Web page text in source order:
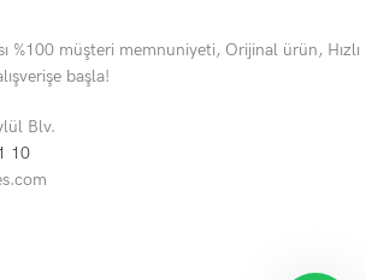
%100 müşteri memnuniyeti, Orijinal ürün, Hızlı
başla!
Blv.
10